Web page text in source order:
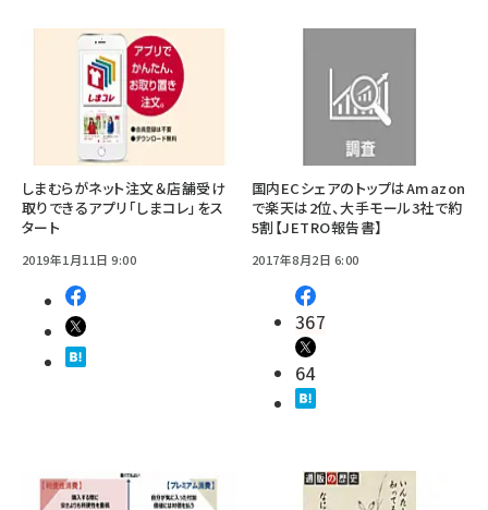
しまむらがネット注文＆店舗受け
取りできるアプリ「しまコレ」をス
タート
2019年1月11日 9:00
国内ECシェアのトップはAmazon
で楽天は2位、大手モール3社で約
5割【JETRO報告書】
2017年8月2日 6:00
367
64